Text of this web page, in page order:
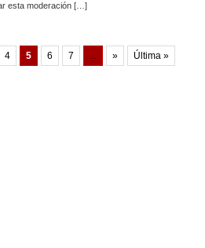
esta moderación […]
4 5 6 7 ... » Última »